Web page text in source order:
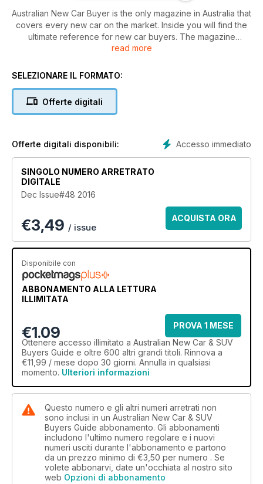
Australian New Car Buyer is the only magazine in Australia that
covers every new car on the market. Inside you will find the
ultimate reference for new car buyers. The magazine
features information on developments at all levels of the
family, coupes, sports and luxury cars that are available on
readers the latest news, products and events of the
automotive world. Perfect for any car enthusiast.
read more
SELEZIONARE IL FORMATO:
Offerte digitali
Accesso immediato
Offerte digitali disponibili:
SINGOLO NUMERO ARRETRATO
DIGITALE
Dec Issue#48 2016
€3,49 / issue
ACQUISTA ORA
Disponibile con
ABBONAMENTO ALLA LETTURA
ILLIMITATA
€1.09
PROVA 1 MESE
Ottenere accesso illimitato a Australian New Car & SUV
Buyers Guide e oltre 600 altri grandi titoli. Rinnova a
€11,99 / mese dopo 30 giorni. Annulla in qualsiasi
momento. Ulteriori informazioni
Questo numero e gli altri numeri arretrati non
sono inclusi in un Australian New Car & SUV
Buyers Guide abbonamento. Gli abbonamenti
includono l'ultimo numero regolare e i nuovi
numeri usciti durante l'abbonamento e partono
da un prezzo minimo di €3,50 per numero . Se
volete abbonarvi, date un'occhiata al nostro sito
web Opzioni di abbonamento